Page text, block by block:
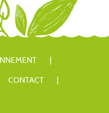
CONTACT